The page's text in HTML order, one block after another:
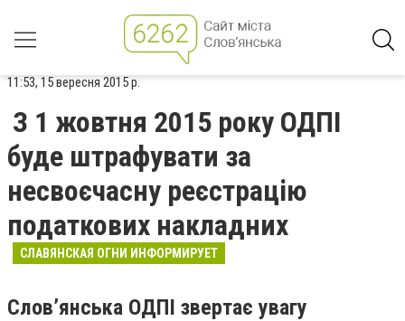
11:53, 15 вересня 2015 р.
З 1 жовтня 2015 року ОДПІ
буде штрафувати за
несвоєчасну реєстрацію
податкових накладних
СЛАВЯНСКАЯ ОГНИ ИНФОРМИРУЕТ
Слов’янська ОДПІ звертає увагу